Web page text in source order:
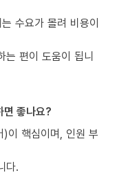
수요가 몰려 비용이
는 편이 도움이 됩니
면 좋나요?
이 핵심이며, 인원 부
다.